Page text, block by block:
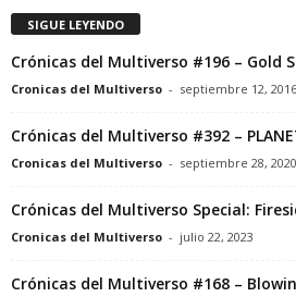
SIGUE LEYENDO
Crónicas del Multiverso #196 – Gold
Cronicas del Multiverso - septiembre 12, 2016
Crónicas del Multiverso #392 –
Cronicas del Multiverso - septiembre 28, 2020
Crónicas del Multiverso Special:
Cronicas del Multiverso - julio 22, 2023
Crónicas del Multiverso #168 –